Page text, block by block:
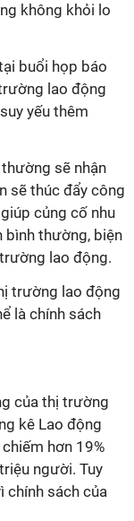
không khỏi lo
buổi họp báo
lao động
yếu thêm
sẽ nhận
sẽ thúc đẩy công
củng cố nhu
bình thường, biện
lao động.
trường lao động
là chính sách
của thị trường
kê Lao động
hơn 19%
người. Tuy
chính sách của